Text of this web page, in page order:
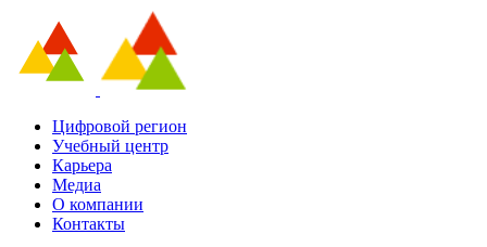
Цифровой регион
Учебный центр
Карьера
Медиа
О компании
Контакты